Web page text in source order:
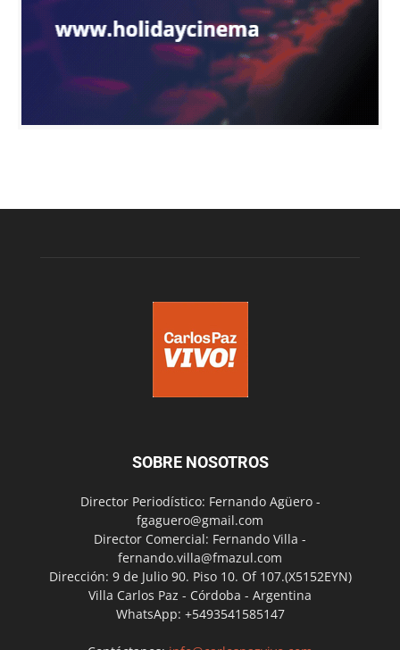
SOBRE NOSOTROS
Director Periodístico: Fernando Agüero -
fgaguero@gmail.com
Director Comercial: Fernando Villa -
fernando.villa@fmazul.com
Dirección: 9 de Julio 90. Piso 10. Of 107.(X5152EYN)
Villa Carlos Paz - Córdoba - Argentina
WhatsApp: +5493541585147